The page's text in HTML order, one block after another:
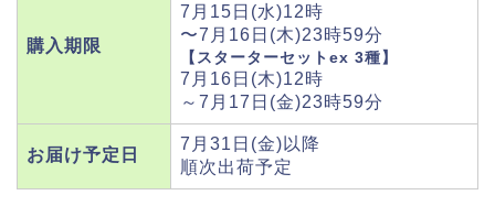
購入期限
7月15日(水)12時
〜7月16日(木)23時59分
【スターターセットex 3種】
7月16日(木)12時
～7月17日(金)23時59分
お届け予定日
7月31日(金)以降
順次出荷予定